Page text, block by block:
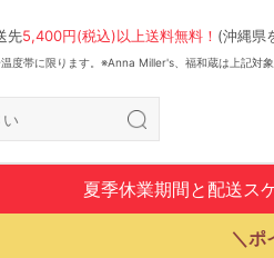
先5,400円(税込)以上送料無料！ (沖縄県
度帯に限ります。※Anna Miller's、福和蔵は上記対象
夏季休業期間と配送ス
＼ポ